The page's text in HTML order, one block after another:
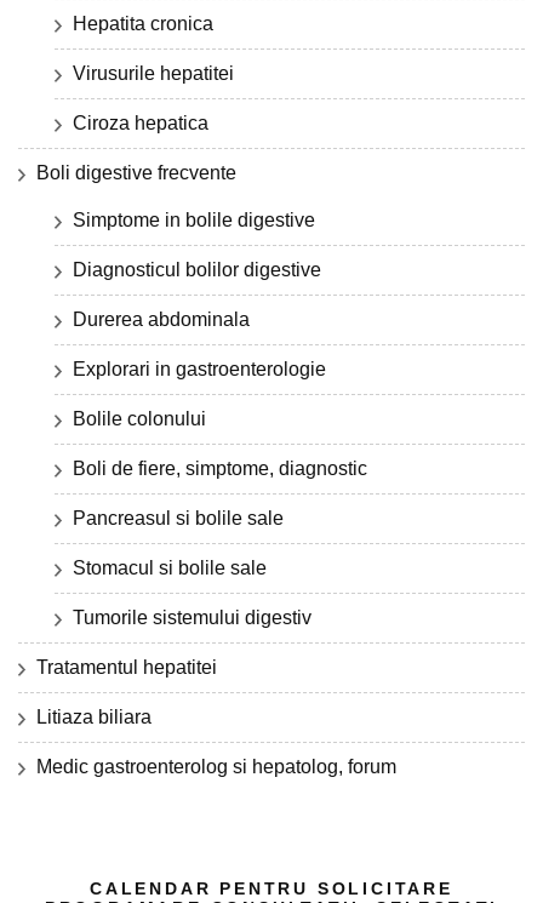
Hepatita cronica
Virusurile hepatitei
Ciroza hepatica
Boli digestive frecvente
Simptome in bolile digestive
Diagnosticul bolilor digestive
Durerea abdominala
Explorari in gastroenterologie
Bolile colonului
Boli de fiere, simptome, diagnostic
Pancreasul si bolile sale
Stomacul si bolile sale
Tumorile sistemului digestiv
Tratamentul hepatitei
Litiaza biliara
Medic gastroenterolog si hepatolog, forum
CALENDAR PENTRU SOLICITARE